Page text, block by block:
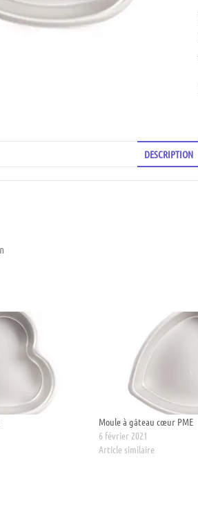
DESCRIPTION
Moule à gâteau cœur PME
6 février 2021
Article similaire